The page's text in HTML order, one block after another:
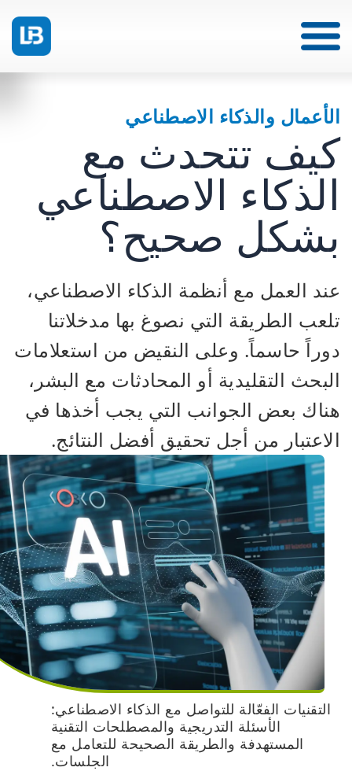
الأعمال والذكاء الاصطناعي
كيف تتحدث مع
الذكاء الاصطناعي
بشكل صحيح؟
عند العمل مع أنظمة الذكاء الاصطناعي،
تلعب الطريقة التي نصوغ بها مدخلاتنا
دوراً حاسماً. وعلى النقيض من استعلامات
البحث التقليدية أو المحادثات مع البشر،
هناك بعض الجوانب التي يجب أخذها في
الاعتبار من أجل تحقيق أفضل النتائج.
التقنيات الفعّالة للتواصل مع الذكاء الاصطناعي:
الأسئلة التدريجية والمصطلحات التقنية
المستهدفة والطريقة الصحيحة للتعامل مع
الجلسات.